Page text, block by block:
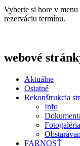
Vyberte si hore v
rezerváciu termínu.
webové
Aktuálne
Ostatné
Rekonštrukcia
Info
Fotogaléria
FARNOSŤ